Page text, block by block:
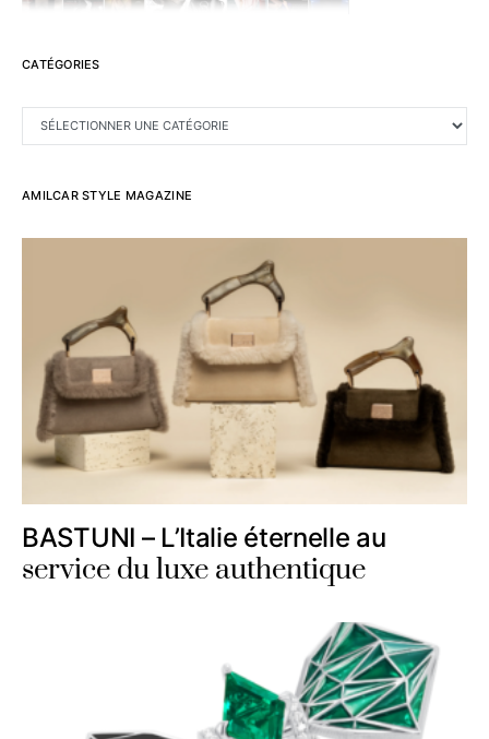
CATÉGORIES
CATÉGORIES
AMILCAR STYLE MAGAZINE
BASTUNI – L’Italie éternelle au
service du luxe authentique